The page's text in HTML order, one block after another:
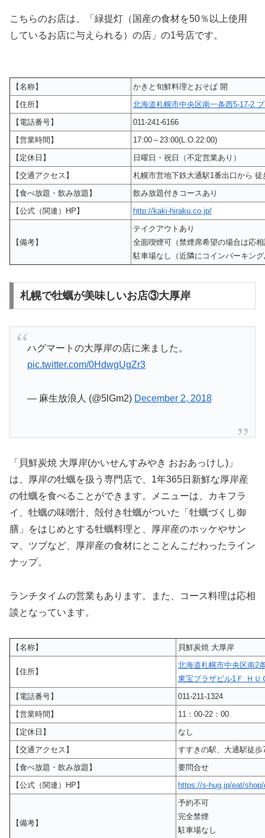
こちらのお店は、「緑提灯（国産の食材を50％以上使用
しているお店に与えられる）の店」の1号店です。
【名称】
かきと旬鮮料理とおそば 開
【住所】
北海道札幌市中央区南一条西5-17-2
【電話番号】
011-241-6166
【営業時間】
17:00～23:00(L.O.22:00)
【定休日】
日曜日・祝日（不定営業あり）
【交通アクセス】
札幌市営地下鉄大通駅1番出口から 徒
【食べ放題・飲み放題】
飲み放題付きコースあり
【公式（関連）HP】
http://kaki-hiraku.co.jp/
【備考】
テイクアウトあり
全面喫煙可（禁煙席希望の場合は応
駐車場なし（近隣にコインパーキン
札幌で牡蠣が美味しいお店③大厚岸
ハグマートの大厚岸の店に来ました。
pic.twitter.com/0HdwgUgZr3
— 麻生放浪人 (@5lGm2) December 2, 2018
「貝鮮炭焼 大厚岸(かいせんすみやき おおあっけし)」
は、厚岸の牡蠣を扱う専門店で、1年365日新鮮な厚岸産
の牡蠣を食べることができます。メニューは、カキフラ
イ、牡蠣の味噌汁、殻付き牡蠣がついた「牡蠣づくし御
膳」をはじめとする牡蠣料理と、厚岸産のホッケやサン
マ、ツブなど、厚岸産の食材にとことんこだわったライン
ナップ。
ランチタイムの営業もあります。また、コース料理は応相
談となっています。
【名称】 貝鮮炭焼 大厚岸
【住所】
北海道札幌市中央区南2
東宝プラザビル1Ｆ ＨＵ
【電話番号】
011-211-1324
【営業時間】
11：00-22：00
【定休日】
なし
【交通アクセス】
すすきの駅、大通駅徒歩
【食べ放題・飲み放題】
要問合せ
【公式（関連）HP】
https://s-hug.jp/eat/
【備考】
予約不可
完全禁煙
駐車場なし